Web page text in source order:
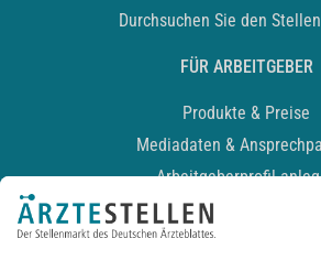
Durchsuchen Sie den
FÜR ARBEITGEBER
Produkte & Preise
Mediadaten &
Arbeitgeberprofil
Recruiting-Podcast